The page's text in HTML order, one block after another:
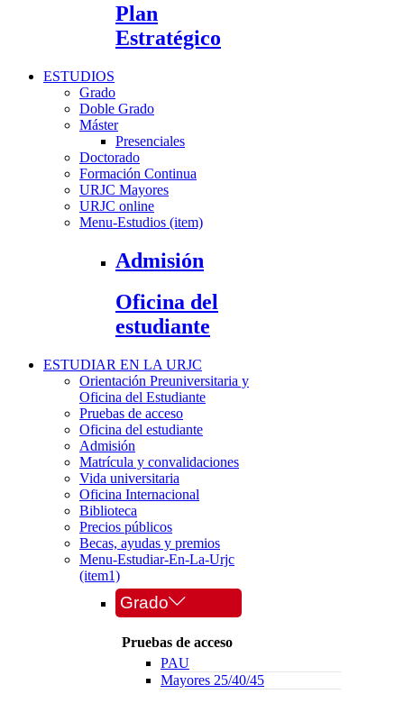
Plan
Estratégico
ESTUDIOS
Grado
Doble Grado
Máster
Presenciales
Doctorado
Formación Continua
URJC Mayores
URJC online
Menu-Estudios (item)
Admisión
Oficina del
estudiante
ESTUDIAR EN LA URJC
Orientación Preuniversitaria y
Oficina del Estudiante
Pruebas de acceso
Oficina del estudiante
Admisión
Matrícula y convalidaciones
Vida universitaria
Oficina Internacional
Biblioteca
Precios públicos
Becas, ayudas y premios
Menu-Estudiar-En-La-Urjc
(item1)
Grado
Pruebas de acceso
PAU
Mayores 25/40/45